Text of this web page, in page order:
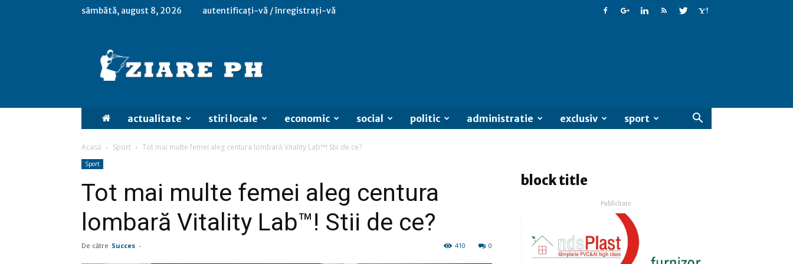
sâmbătă, august 8, 2026 autentificați-vă / înregistrați-vă
actualitate stiri locale economic social politic administratie exclusiv sport
Acasă Sport Tot mai multe femei aleg centura lombară Vitality Lab™! Stii de ce?
Sport
Tot mai multe femei aleg centura
lombară Vitality Lab™! Stii de ce?
De către Succes - 0
410
block title
Publicitate